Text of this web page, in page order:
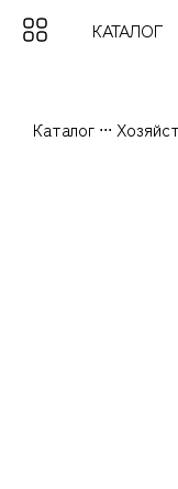
КАТАЛОГ
Каталог ...